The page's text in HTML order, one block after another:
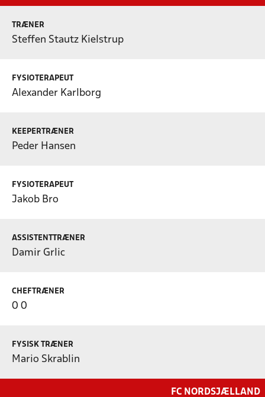
TRÆNER
Steffen Stautz Kielstrup
FYSIOTERAPEUT
Alexander Karlborg
KEEPERTRÆNER
Peder Hansen
FYSIOTERAPEUT
Jakob Bro
ASSISTENTTRÆNER
Damir Grlic
CHEFTRÆNER
0 0
FYSISK TRÆNER
Mario Skrablin
FC NORDSJÆLLAND